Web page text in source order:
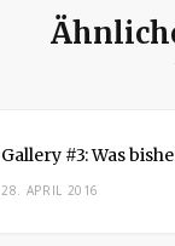
Gallery #3: Was
28. APRIL 2016